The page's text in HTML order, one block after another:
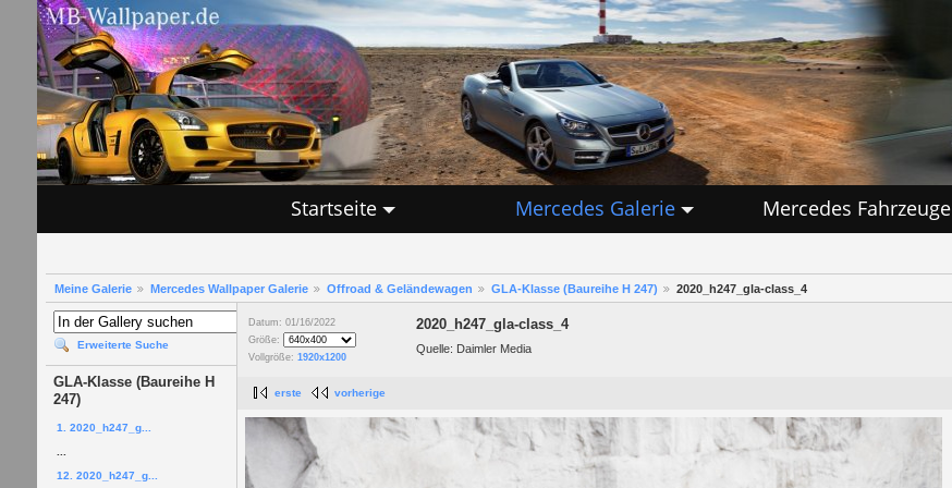
Startseite Mercedes Galerie Mercedes Fahrzeuge
Meine Galerie Mercedes Wallpaper Galerie Offroad & Geländewagen GLA-Klasse (Baureihe H 247) 2020_h247_gla-class_4
Erweiterte Suche
GLA-Klasse (Baureihe H
247)
1. 2020_h247_g...
12. 2020_h247_g...
Datum: 01/16/2022
Größe:
Vollgröße: 1920x1200
2020_h247_gla-class_4
Quelle: Daimler Media
erste vorherige